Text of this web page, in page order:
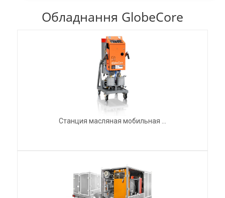
Обладнання GlobeCore
Станция масляная мобильная ...